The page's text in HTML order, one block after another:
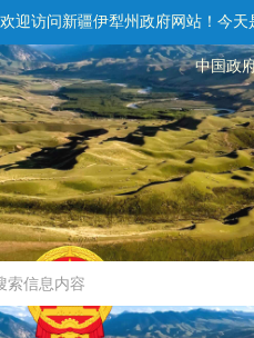
欢迎访问新疆伊犁州政府网站！ 今天
中国政